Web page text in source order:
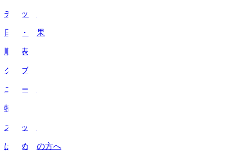
チケット
日程・結果
順位表
クラブ
ニュース
特集
スタッツ
はじめての方へ